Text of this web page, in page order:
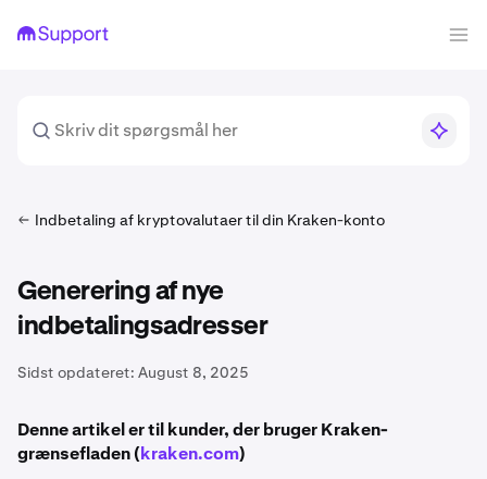
Indbetaling af kryptovalutaer til din Kraken-konto
Generering af nye
indbetalingsadresser
Sidst opdateret: August 8, 2025
Denne artikel er til kunder, der bruger Kraken-
grænsefladen (kraken.com)